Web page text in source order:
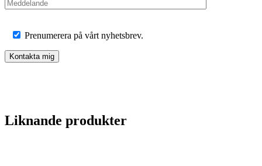
Prenumerera på vårt nyhetsbrev.
Liknande produkter